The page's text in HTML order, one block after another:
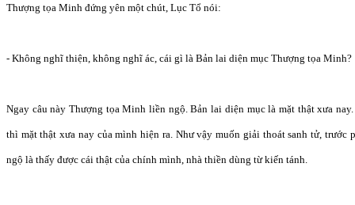
Thượng tọa Minh đứng yên một chút, Lục Tổ nói:
- Không nghĩ thiện, không nghĩ ác, cái gì là Bản lai diện mục Thượng tọa Minh?
Ngay câu này Thượng tọa Minh liền ngộ. Bản lai diện mục là mặt thật xưa
thì mặt thật xưa nay của mình hiện ra. Như vậy muốn giải thoát sanh tử, trước
ngộ là thấy được cái thật của chính mình, nhà thiền dùng từ kiến tánh.